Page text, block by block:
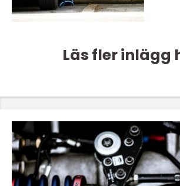
Läs fler inlägg